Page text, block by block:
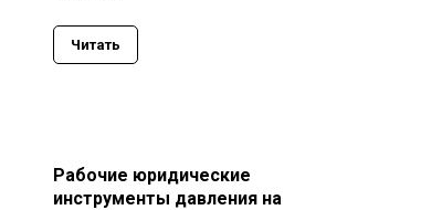
Читать
Рабочие юридические
инструменты давления на